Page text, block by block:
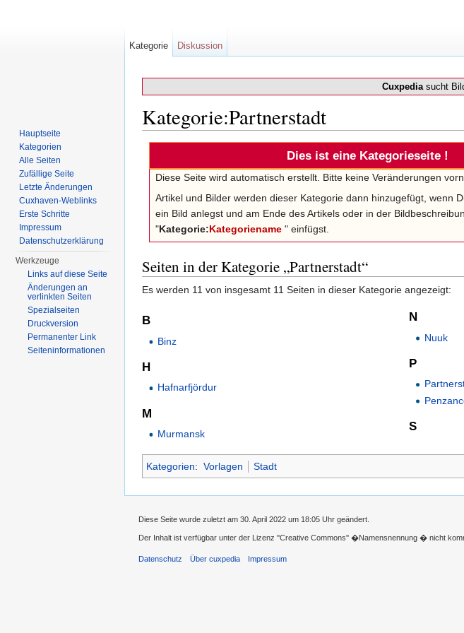
Cuxpediasucht
Kategorie:Partnerstadt
Dies ist eine Kategorieseite !
Diese Seite wird automatisch erstellt. Bitte keine Veränderungen
Artikel und Bilder werden dieser Kategorie dann hinzugefügt, wenn
ein Bild anlegst und am Ende des Artikels oder in der
"Kategorie:Kategoriename " einfügst.
Seiten in der Kategorie „Partnerstadt“
Es werden 11 von insgesamt 11 Seiten in dieser Kategorie angezeigt:
B
Binz
H
Hafnarfjördur
M
Murmansk
N
Nuuk
P
S
Kategorien: Vorlagen Stadt
Kategorie Diskussion
Hauptseite
Kategorien
Alle Seiten
Zufällige Seite
Letzte Änderungen
Cuxhaven-Weblinks
Erste Schritte
Impressum
Datenschutzerklärung
Werkzeuge
Links auf diese Seite
Änderungen an
verlinkten Seiten
Spezialseiten
Druckversion
Permanenter Link
Seiten­informationen
Diese Seite wurde zuletzt am 30. April 2022 um 18:05 Uhr geändert.
Der Inhalt ist verfügbar unter der Lizenz ''Creative Commons'' �Namensnennung � nicht
Datenschutz Über cuxpedia Impressum